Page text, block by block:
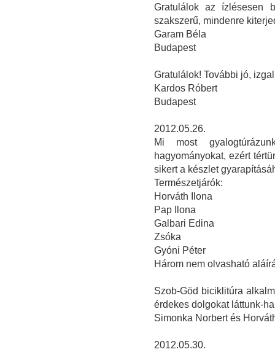
Gratulálok az ízlésesen
szakszerű, mindenre
Garam Béla
Budapest
Gratulálok! További jó,
Kardos Róbert
Budapest
2012.05.26.
Mi most
hagyományokat, ezért
sikert a készlet
Természetjárók:
Horváth Ilona
Pap Ilona
Galbari Edina
Zsóka
Gyóni Péter
Három nem olvasható
Szob-Göd biciklitúra
érdekes dolgokat láttunk-
Simonka Norbert és
2012.05.30.